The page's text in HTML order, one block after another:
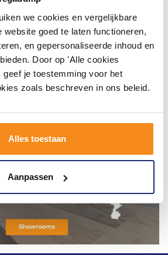
we cookies en vergelijkbare
website goed te laten functioneren,
en gepersonaliseerde inhoud en
Door op 'Alle cookies
je toestemming voor het
zoals beschreven in ons beleid.
Alles toestaan
Aanpassen